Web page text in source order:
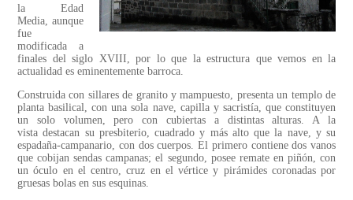
la Edad
Media, aunque
fue
modificada a
finales del siglo XVIII, por lo que la estructura que vemos en la
actualidad es eminentemente barroca.
Construida con sillares de granito y mampuesto, presenta un templo de
planta basilical, con una sola nave, capilla y sacristía, que constituyen
un solo volumen, pero con cubiertas a distintas alturas. A la
vista destacan su presbiterio, cuadrado y más alto que la nave, y su
espadaña-campanario, con dos cuerpos. El primero contiene dos vanos
que cobijan sendas campanas; el segundo, posee remate en piñón, con
un óculo en el centro, cruz en el vértice y pirámides coronadas por
gruesas bolas en sus esquinas.